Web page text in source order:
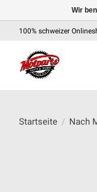
100% schweizer
Startseite / Nach
Wir